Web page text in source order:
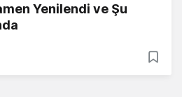
Yenilendi ve Şu